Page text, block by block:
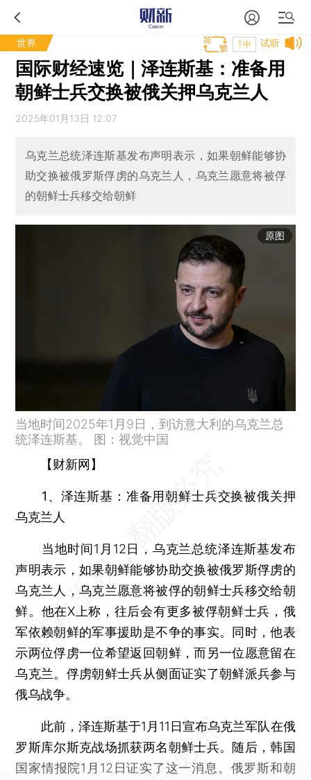
世界 试听
T中
国际财经速览｜泽连斯基：准备用
朝鲜士兵交换被俄关押乌克兰人
2025年01月13日 12:07
乌克兰总统泽连斯基发布声明表示，如果朝鲜能够协
助交换被俄罗斯俘虏的乌克兰人，乌克兰愿意将被俘
的朝鲜士兵移交给朝鲜
原图
当地时间2025年1月9日，到访意大利的乌克兰总
统泽连斯基。 图：视觉中国
【财新网】
1、泽连斯基：准备用朝鲜士兵交换被俄关押
乌克兰人
当地时间1月12日，乌克兰总统泽连斯基发布
声明表示，如果朝鲜能够协助交换被俄罗斯俘虏的
乌克兰人，乌克兰愿意将被俘的朝鲜士兵移交给朝
鲜。他在X上称，往后会有更多被俘朝鲜士兵，俄
军依赖朝鲜的军事援助是不争的事实。同时，他表
示两位俘虏一位希望返回朝鲜，而另一位愿意留在
乌克兰。俘虏朝鲜士兵从侧面证实了朝鲜派兵参与
俄乌战争。
此前，泽连斯基于1月11日宣布乌克兰军队在俄
罗斯库尔斯克战场抓获两名朝鲜士兵。随后，韩国
国家情报院1月12日证实了这一消息。俄罗斯和朝